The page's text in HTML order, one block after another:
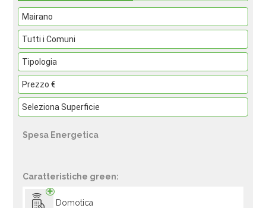
Spesa Energetica
Caratteristiche green:
Domotica